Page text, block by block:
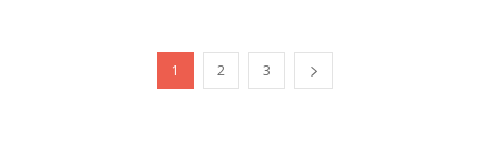
1 2 3